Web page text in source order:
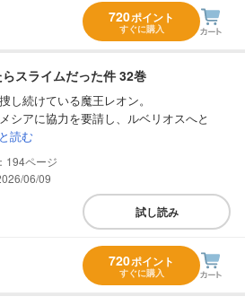
720ポイント
すぐに購入
スライムだった件 32巻
し続けている魔王レオン。
シアに協力を要請し、ルベリオスへと
読む
194
06/09
試し読み
720ポイント
すぐに購入